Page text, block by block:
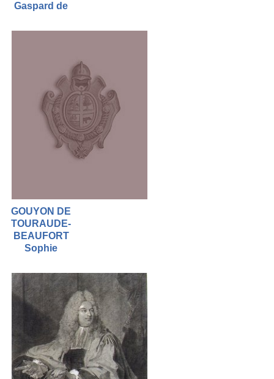
Gaspard de
GOUYON DE
TOURAUDE-
BEAUFORT
Sophie